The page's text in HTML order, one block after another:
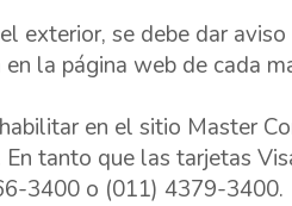
exterior, se debe dar
la página web de cada
en el sitio Master
tanto que las tarjetas
3400 o (011) 4379-3400.